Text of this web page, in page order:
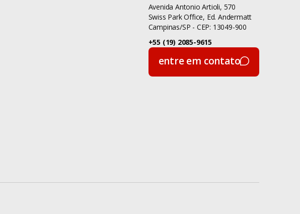
Avenida Antonio Artioli, 570
Swiss Park Office, Ed. Andermatt
Campinas/SP - CEP: 13049-900
+55 (19) 2085-9615
entre em contato
entre em contato